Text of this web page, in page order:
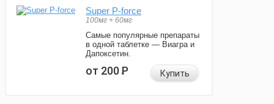
Super P-force
100мг + 60мг
Самые популярные препараты
в одной таблетке — Виагра и
Дапоксетин.
от 200Р Купить